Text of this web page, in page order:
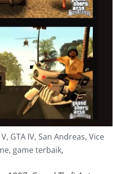
GTA IV, San Andreas, Vice
game terbaik,